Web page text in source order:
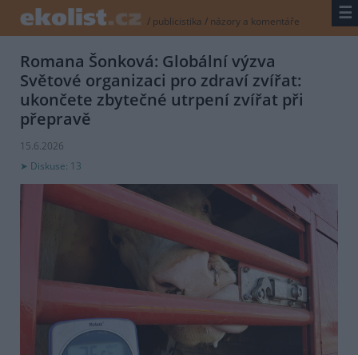
/ publicistika / názory a komentáře ☰
Romana Šonková: Globální výzva
Světové organizaci pro zdraví zvířat:
ukončete zbytečné utrpení zvířat při
přepravě
15.6.2026
Diskuse: 13